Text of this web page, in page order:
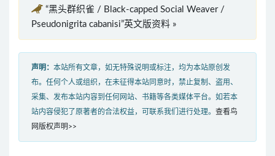
“黑头群织雀 / Black-capped Social Weaver /
Pseudonigrita cabanisi”英文版资料 »
声明： 本站所有文章，如无特殊说明或标注，均为本站原创发
布。任何个人或组织，在未征得本站同意时，禁止复制、盗用、
采集、发布本站内容到任何网站、书籍等各类媒体平台。如若本
站内容侵犯了原著者的合法权益，可联系我们进行处理。 查看鸟
网版权声明>>